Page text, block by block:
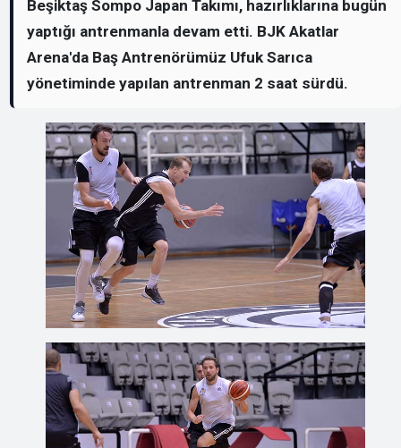
Beşiktaş Sompo Japan Takımı, hazırlıklarına bugün
yaptığı antrenmanla devam etti. BJK Akatlar
Arena'da Baş Antrenörümüz Ufuk Sarıca
yönetiminde yapılan antrenman 2 saat sürdü.